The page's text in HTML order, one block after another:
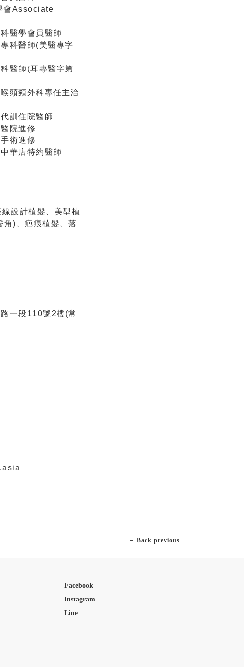
會Associate
醫學會員醫師
科醫師(美醫專字
醫師(耳專醫字第
頭頸外科專任主治
訓住院醫師
院進修
術進修
華店特約醫師
設計植髮、美型植
角)、疤痕植髮、落
一段110號2樓(常
－ Back previous
Facebook
Instagram
Line